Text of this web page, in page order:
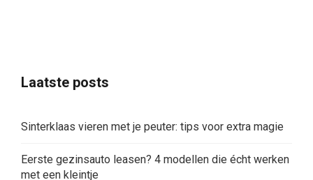
Laatste posts
Sinterklaas vieren met je peuter: tips voor extra magie
Eerste gezinsauto leasen? 4 modellen die écht werken
met een kleintje